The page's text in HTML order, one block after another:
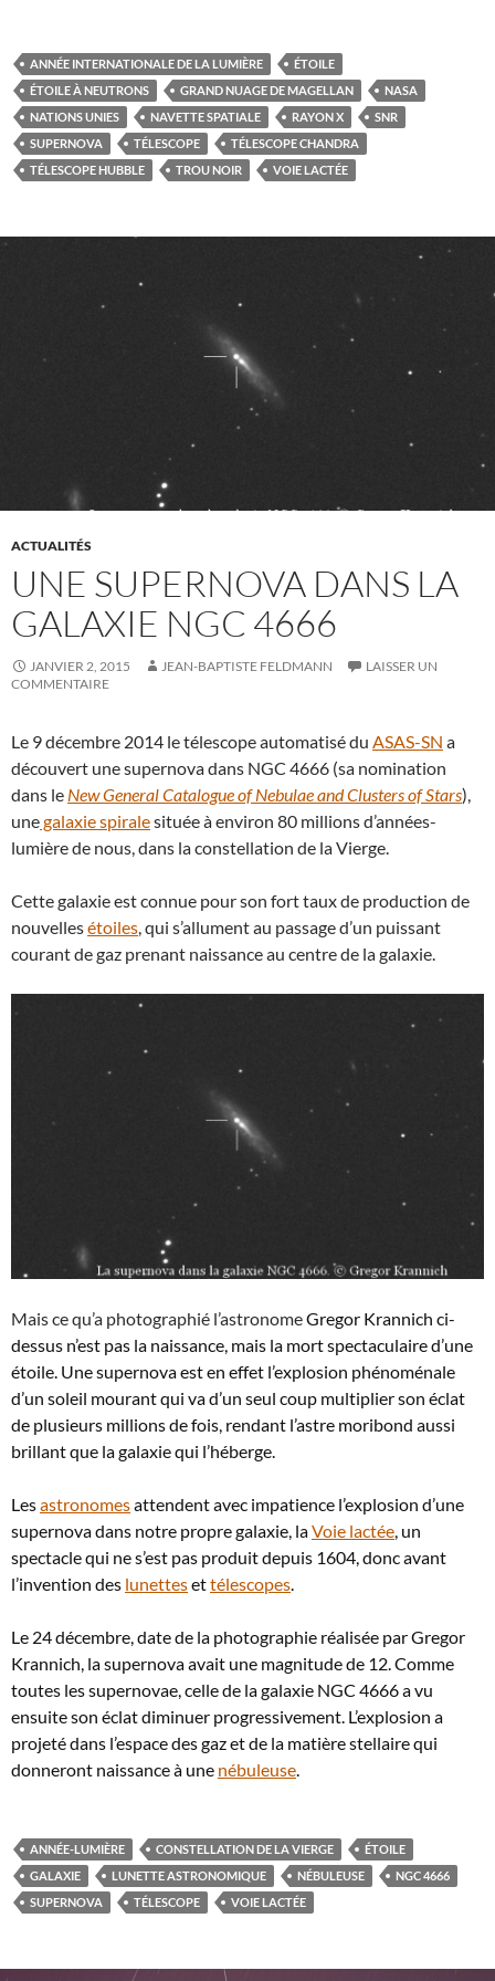
ANNÉE INTERNATIONALE DE LA LUMIÈRE
ÉTOILE
ÉTOILE À NEUTRONS
GRAND NUAGE DE MAGELLAN
NASA
NATIONS UNIES
NAVETTE SPATIALE RAYON X
SNR
SUPERNOVA
TÉLESCOPE
TÉLESCOPE CHANDRA
TÉLESCOPE HUBBLE
TROU NOIR VOIE LACTÉE
ACTUALITÉS
UNE SUPERNOVA DANS LA
GALAXIE NGC 4666
JANVIER 2, 2015 JEAN-BAPTISTE FELDMANN
LAISSER UN
COMMENTAIRE
Le 9 décembre 2014 le télescope automatisé du ASAS-SN a
découvert une supernova dans NGC 4666 (sa nomination
dans le New General Catalogue of Nebulae and Clusters of Stars),
unegalaxie spiralesituée à environ 80 millions d’années-
lumière de nous, dans la constellation de la Vierge.
Cette galaxie est connue pour son fort taux de production de
nouvellesétoiles , qui s’allument au passage d’un puissant
courant de gaz prenant naissance au centre de la galaxie.
Mais ce qu’a photographié l’astronomeGregor Krannich ci-
dessus n’est pas la naissance, mais la mort spectaculaire d’une
étoile. Une supernova est en effet l’explosion phénoménale
d’un soleil mourant qui va d’un seul coup multiplier son éclat
de plusieurs millions de fois, rendant l’astre moribond aussi
brillant que la galaxie qui l’héberge.
Lesastronomesattendent avec impatience l’explosion d’une
supernova dans notre propre galaxie, laVoie lactée, un
spectacle qui ne s’est pas produit depuis 1604, donc avant
l’invention des lunettesettélescopes.
Le 24 décembre, date de la photographie réalisée par Gregor
Krannich, la supernova avait une magnitude de 12. Comme
toutes les supernovae, celle de la galaxie NGC 4666 a vu
ensuite son éclat diminuer progressivement. L’explosion a
projeté dans l’espace des gaz et de la matière stellaire qui
donneront naissance à une nébuleuse.
ANNÉE-LUMIÈRE CONSTELLATION DE LA VIERGE
ÉTOILE
GALAXIE
LUNETTE ASTRONOMIQUE NÉBULEUSE
NGC 4666
SUPERNOVA
TÉLESCOPE VOIE LACTÉE